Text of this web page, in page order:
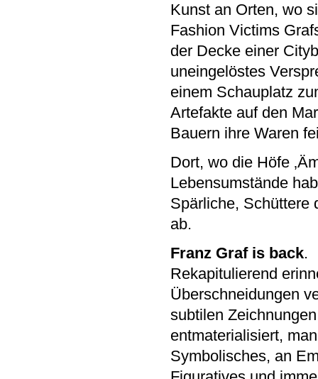
Kunst an Orten, wo
Fashion Victims
der Decke einer
uneingelöstes
einem Schauplatz
Artefakte auf den
Bauern ihre Waren
Dort, wo die Höfe
Lebensumstände
Spärliche, Schüttere
ab.
Franz Graf is back.
Rekapitulierend
Überschneidungen
subtilen
entmaterialisiert,
Symbolisches, an